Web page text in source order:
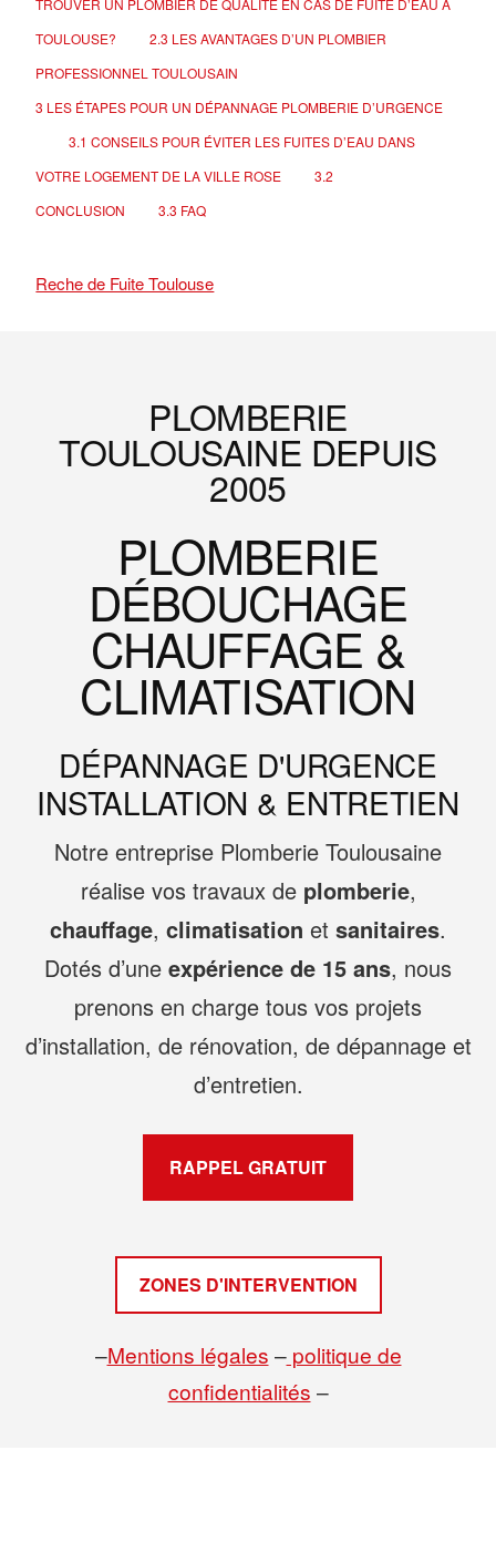
TOULOUSE?
2.3 LES AVANTAGES D’UN PLOMBIER
PROFESSIONNEL TOULOUSAIN
3 LES ÉTAPES POUR UN DÉPANNAGE PLOMBERIE D’URGENCE
3.1 CONSEILS POUR ÉVITER LES FUITES D’EAU DANS
VOTRE LOGEMENT DE LA VILLE ROSE
3.2
CONCLUSION
3.3 FAQ
Reche de Fuite Toulouse
PLOMBERIE
TOULOUSAINE DEPUIS
2005
PLOMBERIE
DÉBOUCHAGE
CHAUFFAGE &
CLIMATISATION
DÉPANNAGE D'URGENCE
INSTALLATION & ENTRETIEN
Notre entreprise Plomberie Toulousaine
réalise vos travaux de plomberie,
chauffage, climatisation et sanitaires.
Dotés d’une expérience de 15 ans, nous
prenons en charge tous vos projets
d’installation, de rénovation, de dépannage et
d’entretien.
RAPPEL GRATUIT
ZONES D'INTERVENTION
–Mentions légales –politique de
confidentialités –